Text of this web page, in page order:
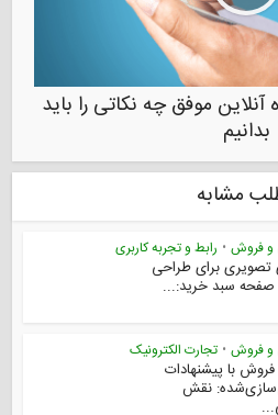
موفق چه نکاتی را باید
بدانیم
مشابه
و فروش • رابط و تجربه کاربری
تصویری برای طراحی
صفحه سبد خرید:...
و فروش • تجارت الکترونیک
با پیشنهادات
نقش